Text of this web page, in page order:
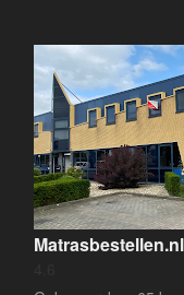
Matrasbestellen.nl